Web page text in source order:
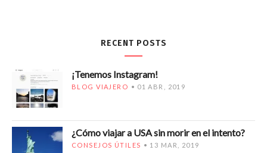
RECENT POSTS
¡Tenemos Instagram!
BLOG VIAJERO 01 ABR, 2019
¿Cómo viajar a USA sin morir en el intento?
CONSEJOS ÚTILES 13 MAR, 2019